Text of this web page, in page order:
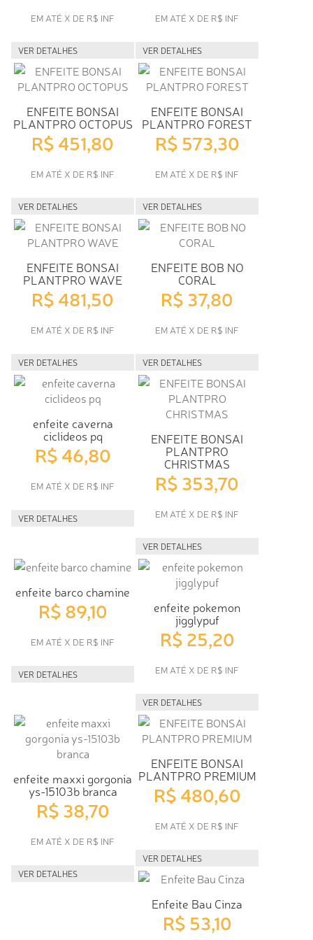
EM ATÉ X DE R$ INF
VER DETALHES
EM ATÉ X DE R$ INF
VER DETALHES
ENFEITE BONSAI
PLANTPRO OCTOPUS
R$ 451,80
EM ATÉ X DE R$ INF
VER DETALHES
ENFEITE BONSAI
PLANTPRO FOREST
R$ 573,30
EM ATÉ X DE R$ INF
VER DETALHES
ENFEITE BONSAI
PLANTPRO WAVE
R$ 481,50
EM ATÉ X DE R$ INF
VER DETALHES
ENFEITE BOB NO
CORAL
R$ 37,80
EM ATÉ X DE R$ INF
VER DETALHES
enfeite caverna
ciclideos pq
R$ 46,80
EM ATÉ X DE R$ INF
VER DETALHES
ENFEITE BONSAI
PLANTPRO
CHRISTMAS
R$ 353,70
EM ATÉ X DE R$ INF
VER DETALHES
enfeite barco chamine
R$ 89,10
EM ATÉ X DE R$ INF
VER DETALHES
enfeite pokemon
jigglypuf
R$ 25,20
EM ATÉ X DE R$ INF
VER DETALHES
enfeite maxxi gorgonia
ys-15103b branca
R$ 38,70
EM ATÉ X DE R$ INF
VER DETALHES
ENFEITE BONSAI
PLANTPRO PREMIUM
R$ 480,60
EM ATÉ X DE R$ INF
VER DETALHES
Enfeite Bau Cinza
R$ 53,10